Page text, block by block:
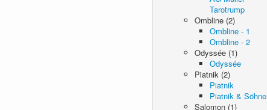
Tarotrump
Ombline (2)
Ombline - 1
Ombline - 2
Odyssée (1)
Odyssée
Piatnik (2)
Piatnik
Piatnik & Söhne
Salomon (1)